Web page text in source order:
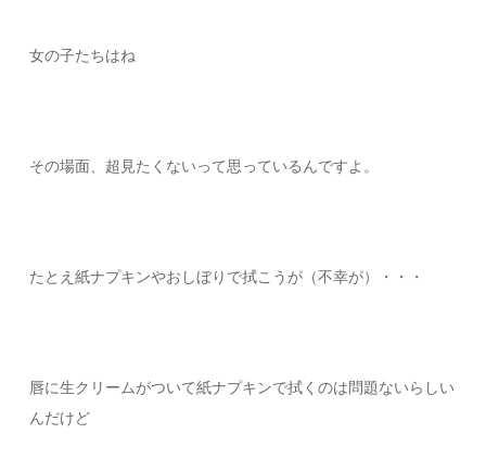
女の子たちはね
その場面、超見たくないって思っているんですよ。
たとえ紙ナプキンやおしぼりで拭こうが（不幸が）・・・
唇に生クリームがついて紙ナプキンで拭くのは問題ないらしい
んだけど